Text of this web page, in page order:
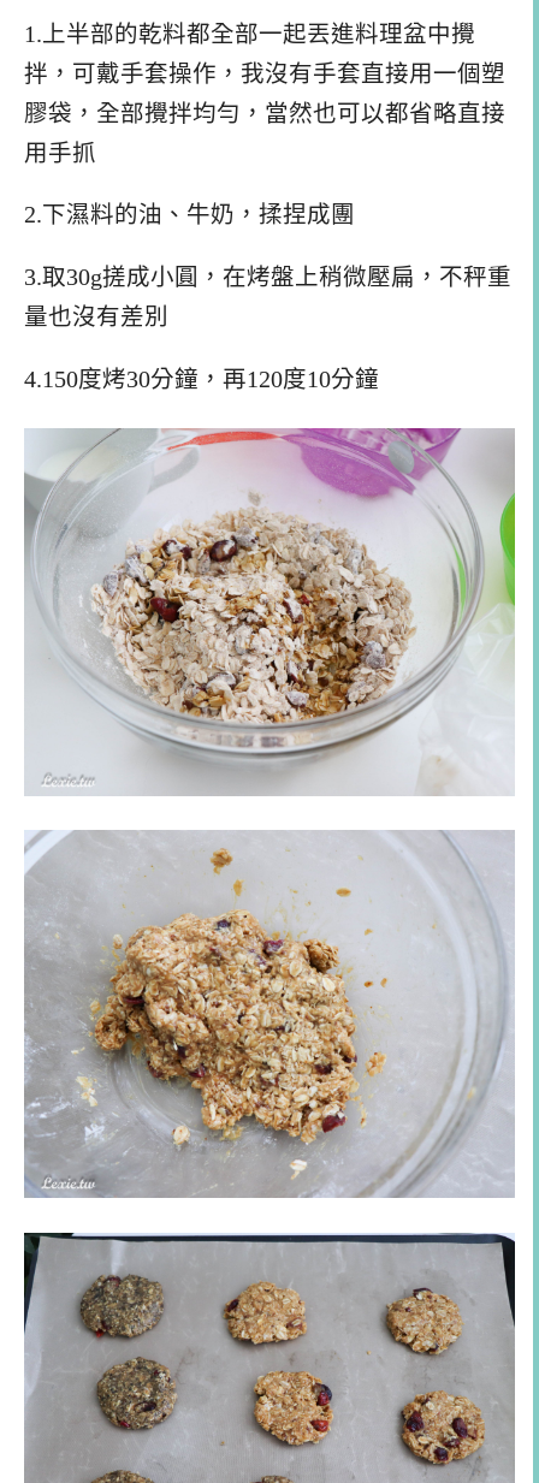
1.上半部的乾料都全部一起丟進料理盆中攪
拌，可戴手套操作，我沒有手套直接用一個塑
膠袋，全部攪拌均勻，當然也可以都省略直接
用手抓
2.下濕料的油、牛奶，揉捏成團
3.取30g搓成小圓，在烤盤上稍微壓扁，不秤重
量也沒有差別
4.150度烤30分鐘，再120度10分鐘